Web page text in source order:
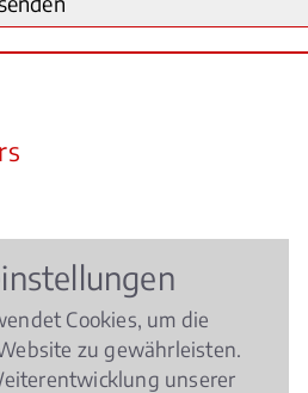
Expertenhilfe.
Cookies, um die
zu gewährleisten.
unserer